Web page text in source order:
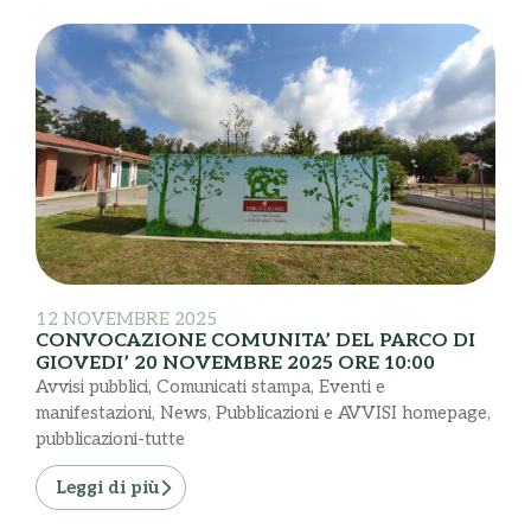
12 NOVEMBRE 2025
CONVOCAZIONE COMUNITA’ DEL PARCO DI
GIOVEDI’ 20 NOVEMBRE 2025 ORE 10:00
Avvisi pubblici, Comunicati stampa, Eventi e
manifestazioni, News, Pubblicazioni e AVVISI homepage,
pubblicazioni-tutte
Leggi di più